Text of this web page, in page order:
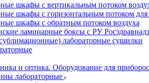
шкафы с вертикальным потоком
шкафы с горизонтальным потоком
шкафы с обратным потоком воздуха
ламинарные боксы с РУ
лабораторные сушилки
и оптика. Оборудование для
лабораторные